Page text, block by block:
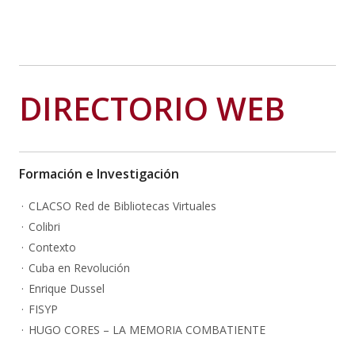
DIRECTORIO WEB
Formación e Investigación
CLACSO Red de Bibliotecas Virtuales
Colibri
Contexto
Cuba en Revolución
Enrique Dussel
FISYP
HUGO CORES – LA MEMORIA COMBATIENTE